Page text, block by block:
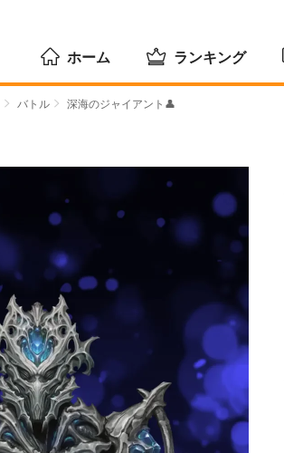
ホーム ランキング
バトル 深海のジャイアント👤